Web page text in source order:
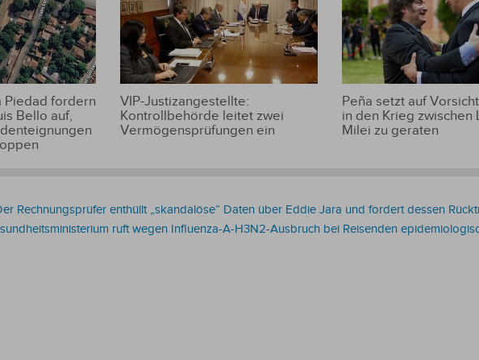
Piedad fordern
Bello auf,
VIP-Justizangestellte:
Kontrollbehörde leitet zwei
Vermögensprüfungen ein
Peña setzt auf
in den Krieg zwischen
Milei zu geraten
Rechnungsprüfer enthüllt „skandalöse” Daten über Eddie Jara und fordert dessen
ruft wegen Influenza-A-H3N2-Ausbruch bei Reisenden